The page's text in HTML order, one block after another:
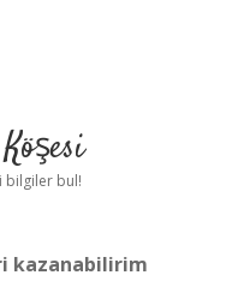
bilgiler bul!
kazanabilirim